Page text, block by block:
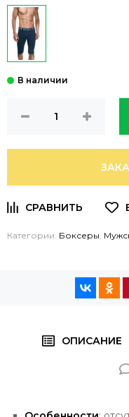
Категории: Боксеры,
ОПИСАНИЕ